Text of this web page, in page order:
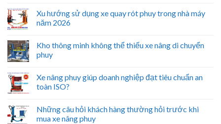
Xu hướng sử dụng xe quay rót phuy trong nhà máy
năm 2026
Kho thông minh không thể thiếu xe nâng di chuyển
phuy
Xe nâng phuy giúp doanh nghiệp đạt tiêu chuẩn an
toàn ISO?
Những câu hỏi khách hàng thường hỏi trước khi
mua xe nâng phuy